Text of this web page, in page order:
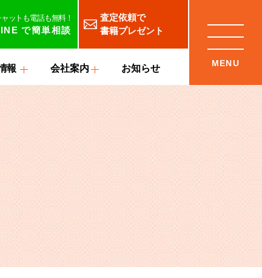
ットも電話も無料！
で簡単相談
査定依頼で
書籍プレゼント
報 会社案内 お知らせ